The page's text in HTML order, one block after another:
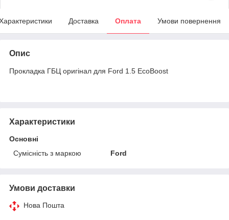
Доставка Оплата Умови повернення
Опис
Прокладка ГБЦ оригінал для Ford 1.5 EcoBoost
Характеристики
Основні
Сумісність з маркою
Ford
Умови доставки
Нова Пошта